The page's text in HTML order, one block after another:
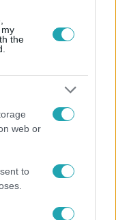
the
web or
to
sem
a politikai